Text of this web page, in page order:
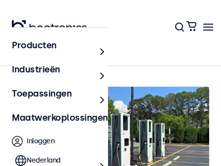
Home
Producten
Industrieën
Toepassingen
Maatwerkoplossingen
Inloggen
Nederland